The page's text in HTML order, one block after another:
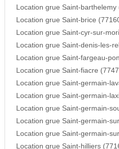
Location grue Saint-barthelemy
Location grue Saint-brice
Location grue Saint-cyr-sur-
Location grue Saint-denis-les-
Location grue Saint-fargeau-
Location grue Saint-fiacre
Location grue Saint-germain-
Location grue Saint-germain-
Location grue Saint-germain-
Location grue Saint-germain-
Location grue Saint-germain-
Location grue Saint-hilliers